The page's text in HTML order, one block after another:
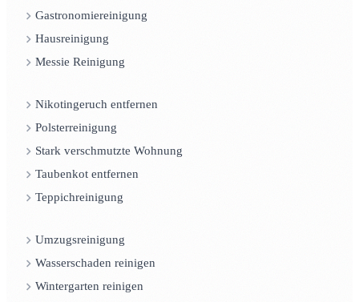
Gastronomiereinigung
Hausreinigung
Messie Reinigung
Nikotingeruch entfernen
Polsterreinigung
Stark verschmutzte Wohnung
Taubenkot entfernen
Teppichreinigung
Umzugsreinigung
Wasserschaden reinigen
Wintergarten reinigen